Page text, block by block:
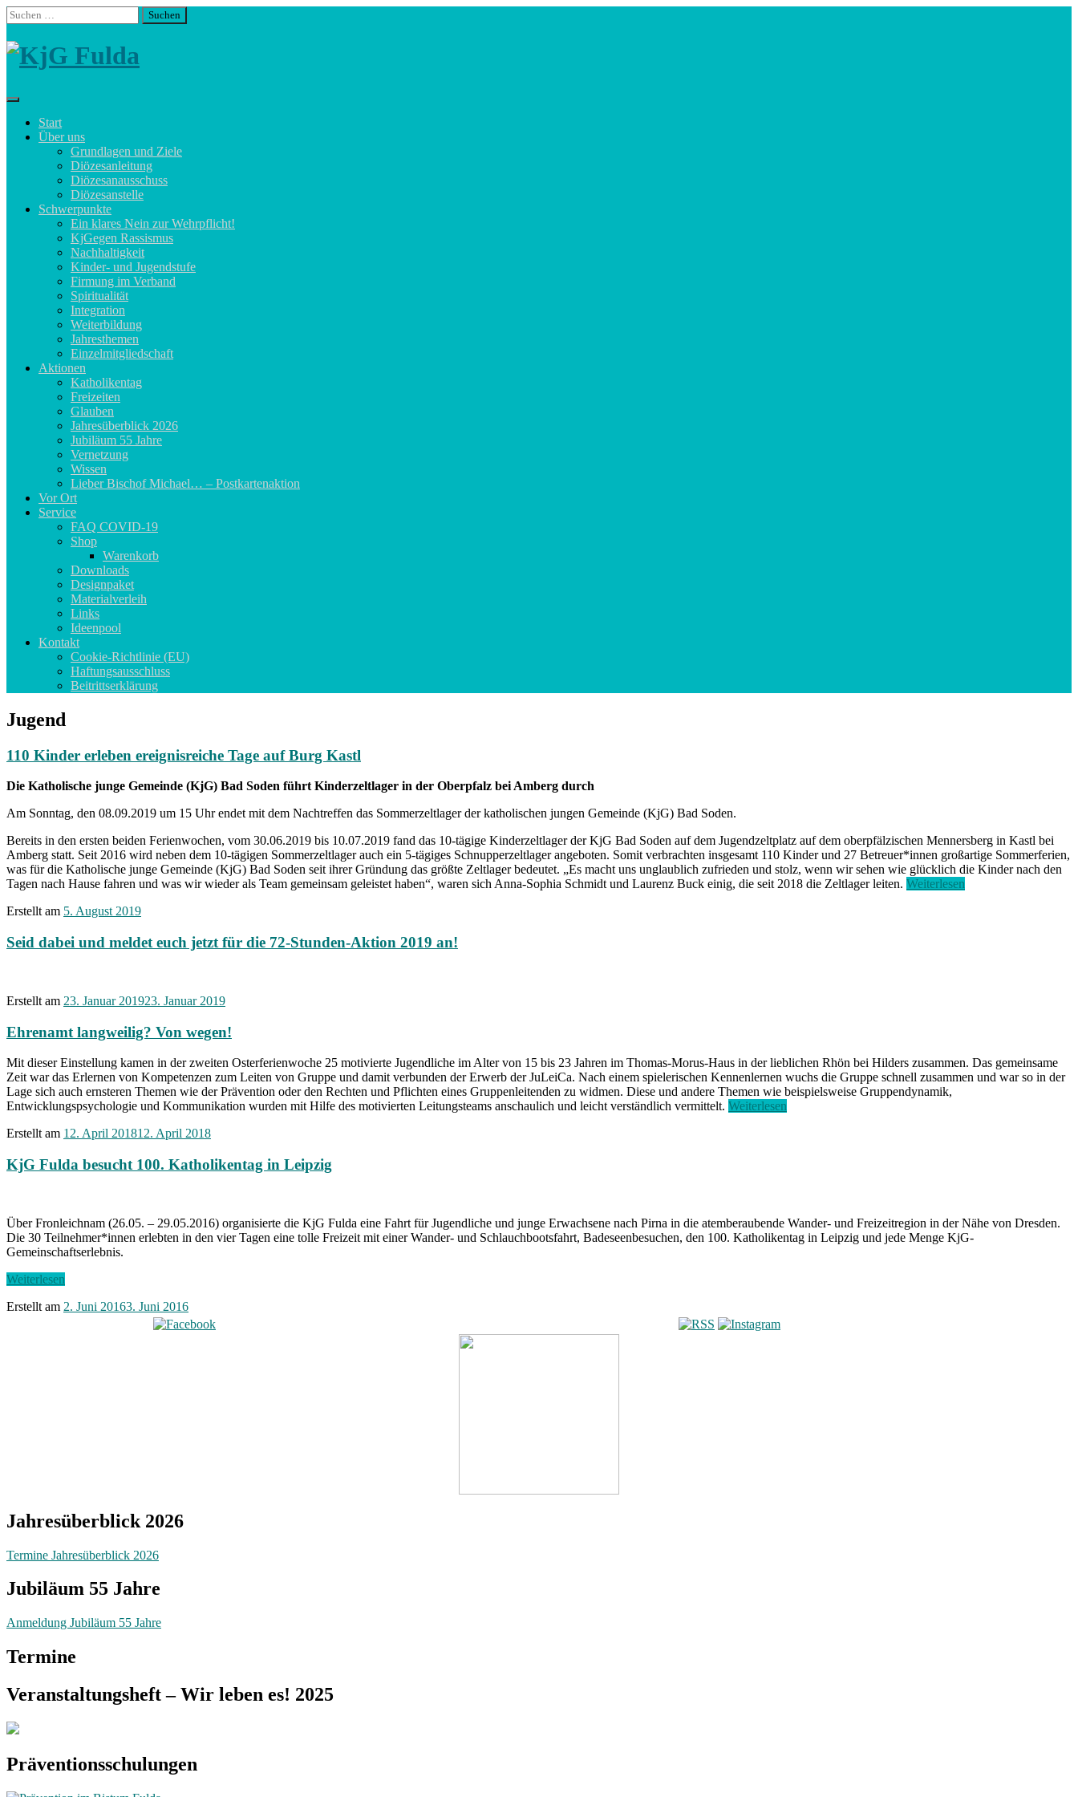
Skip
to
content
Suchen
nach:
Start
Über uns
Grundlagen und Ziele
Diözesanleitung
Diözesanausschuss
Diözesanstelle
Schwerpunkte
Ein klares Nein zur Wehrpflicht!
KjGegen Rassismus
Nachhaltigkeit
Kinder- und Jugendstufe
Firmung im Verband
Spiritualität
Integration
Weiterbildung
Jahresthemen
Einzelmitgliedschaft
Aktionen
Katholikentag
Freizeiten
Glauben
Jahresüberblick 2026
Jubiläum 55 Jahre
Vernetzung
Wissen
Lieber Bischof Michael… – Postkartenaktion
Vor Ort
Service
FAQ COVID-19
Shop
Warenkorb
Downloads
Designpaket
Materialverleih
Links
Ideenpool
Kontakt
Cookie-Richtlinie (EU)
Haftungsausschluss
Beitrittserklärung
Jugend
110 Kinder erleben ereignisreiche Tage auf Burg Kastl
Die Katholische junge Gemeinde (KjG) Bad Soden führt Kinderzeltlager in der Oberpfalz bei Amberg durch
Am Sonntag, den 08.09.2019 um 15 Uhr endet mit dem Nachtreffen das Sommerzeltlager der katholischen jungen Gemeinde (KjG) Bad Soden.
Bereits in den ersten beiden Ferienwochen, vom 30.06.2019 bis 10.07.2019 fand das 10-tägige Kinderzeltlager der KjG Bad Soden auf dem Jugendzeltplatz auf dem oberpfälzischen Mennersberg in Kastl bei
Amberg statt. Seit 2016 wird neben dem 10-tägigen Sommerzeltlager auch ein 5-tägiges Schnupperzeltlager angeboten. Somit verbrachten insgesamt 110 Kinder und 27 Betreuer*innen großartige Sommerferien,
was für die Katholische junge Gemeinde (KjG) Bad Soden seit ihrer Gründung das größte Zeltlager bedeutet. „Es macht uns unglaublich zufrieden und stolz, wenn wir sehen wie glücklich die Kinder nach den
Tagen nach Hause fahren und was wir wieder als Team gemeinsam geleistet haben“, waren sich Anna-Sophia Schmidt und Laurenz Buck einig, die seit 2018 die Zeltlager leiten. Weiterlesen
Erstellt am 5. August 2019
Seid dabei und meldet euch jetzt für die 72-Stunden-Aktion 2019 an!
Erstellt am 23. Januar 201923. Januar 2019
Ehrenamt langweilig? Von wegen!
Mit dieser Einstellung kamen in der zweiten Osterferienwoche 25 motivierte Jugendliche im Alter von 15 bis 23 Jahren im Thomas-Morus-Haus in der lieblichen Rhön bei Hilders zusammen. Das gemeinsame
Zeit war das Erlernen von Kompetenzen zum Leiten von Gruppe und damit verbunden der Erwerb der JuLeiCa. Nach einem spielerischen Kennenlernen wuchs die Gruppe schnell zusammen und war so in der
Lage sich auch ernsteren Themen wie der Prävention oder den Rechten und Pflichten eines Gruppenleitenden zu widmen. Diese und andere Themen wie beispielsweise Gruppendynamik,
Entwicklungspsychologie und Kommunikation wurden mit Hilfe des motivierten Leitungsteams anschaulich und leicht verständlich vermittelt. Weiterlesen
Erstellt am 12. April 201812. April 2018
KjG Fulda besucht 100. Katholikentag in Leipzig
Über Fronleichnam (26.05. – 29.05.2016) organisierte die KjG Fulda eine Fahrt für Jugendliche und junge Erwachsene nach Pirna in die atemberaubende Wander- und Freizeitregion in der Nähe von Dresden.
Die 30 Teilnehmer*innen erlebten in den vier Tagen eine tolle Freizeit mit einer Wander- und Schlauchbootsfahrt, Badeseenbesuchen, den 100. Katholikentag in Leipzig und jede Menge KjG-
Gemeinschaftserlebnis.
Weiterlesen
besucht
Erstellt am 2. Juni 20163. Juni 2016
Jahresüberblick 2026
Termine Jahresüberblick 2026
Jubiläum 55 Jahre
Anmeldung Jubiläum 55 Jahre
Termine
Veranstaltungsheft – Wir leben es! 2025
Präventionsschulungen